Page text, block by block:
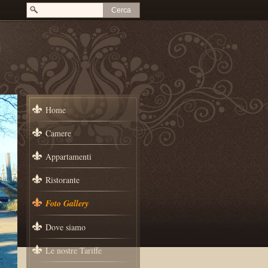
Home
Camere
Appartamenti
Ristorante
Foto Gallery
Dove siamo
Le nostre Tariffe